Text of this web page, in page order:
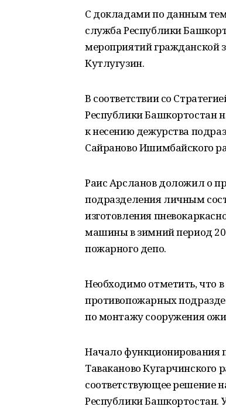
С докладами по данным
служба Республики
мероприятий гражданской
Кутлугузин.
В соответствии со
Республики Башкортостан
к несению дежурства
Сайраново Ишимбайского
Раис Арсланов доложил о
подразделения личным
изготовления
машины в зимний период
пожарного депо.
Необходимо отметить, что
противопожарных
по монтажу сооружения
Начало функционирования
Таваканово Кугарчинского
соответствующее решение
Республики Башкортостан.